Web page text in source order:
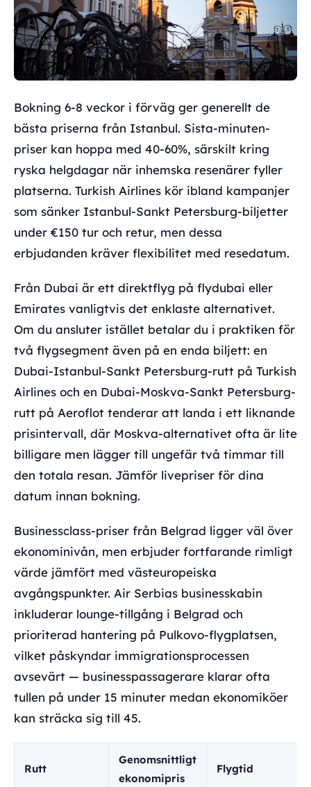
Bokning 6-8 veckor i förväg ger generellt de
bästa priserna från Istanbul. Sista-minuten-
priser kan hoppa med 40-60%, särskilt kring
ryska helgdagar när inhemska resenärer fyller
platserna. Turkish Airlines kör ibland kampanjer
som sänker Istanbul-Sankt Petersburg-biljetter
under €150 tur och retur, men dessa
erbjudanden kräver flexibilitet med resedatum.
Från Dubai är ett direktflyg på flydubai eller
Emirates vanligtvis det enklaste alternativet.
Om du ansluter istället betalar du i praktiken för
två flygsegment även på en enda biljett: en
Dubai-Istanbul-Sankt Petersburg-rutt på Turkish
Airlines och en Dubai-Moskva-Sankt Petersburg-
rutt på Aeroflot tenderar att landa i ett liknande
prisintervall, där Moskva-alternativet ofta är lite
billigare men lägger till ungefär två timmar till
den totala resan. Jämför livepriser för dina
datum innan bokning.
Businessclass-priser från Belgrad ligger väl över
ekonominivån, men erbjuder fortfarande rimligt
värde jämfört med västeuropeiska
avgångspunkter. Air Serbias businesskabin
inkluderar lounge-tillgång i Belgrad och
prioriterad hantering på Pulkovo-flygplatsen,
vilket påskyndar immigrationsprocessen
avsevärt — businesspassagerare klarar ofta
tullen på under 15 minuter medan ekonomiköer
kan sträcka sig till 45.
Rutt
Genomsnittligt
ekonomipris
Flygtid